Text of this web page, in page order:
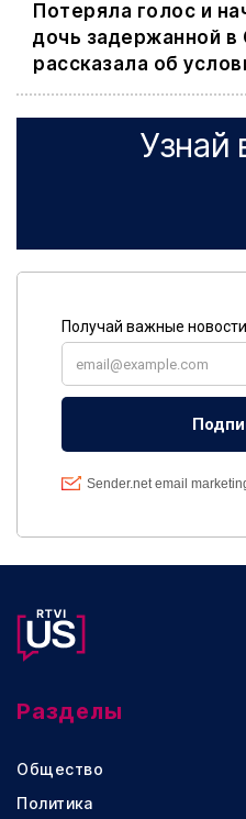
Потеряла голос и
дочь задержанной
рассказала об
Узнай
Разделы
Общество
Политика